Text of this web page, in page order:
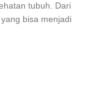
tubuh. Dari
bisa menjadi